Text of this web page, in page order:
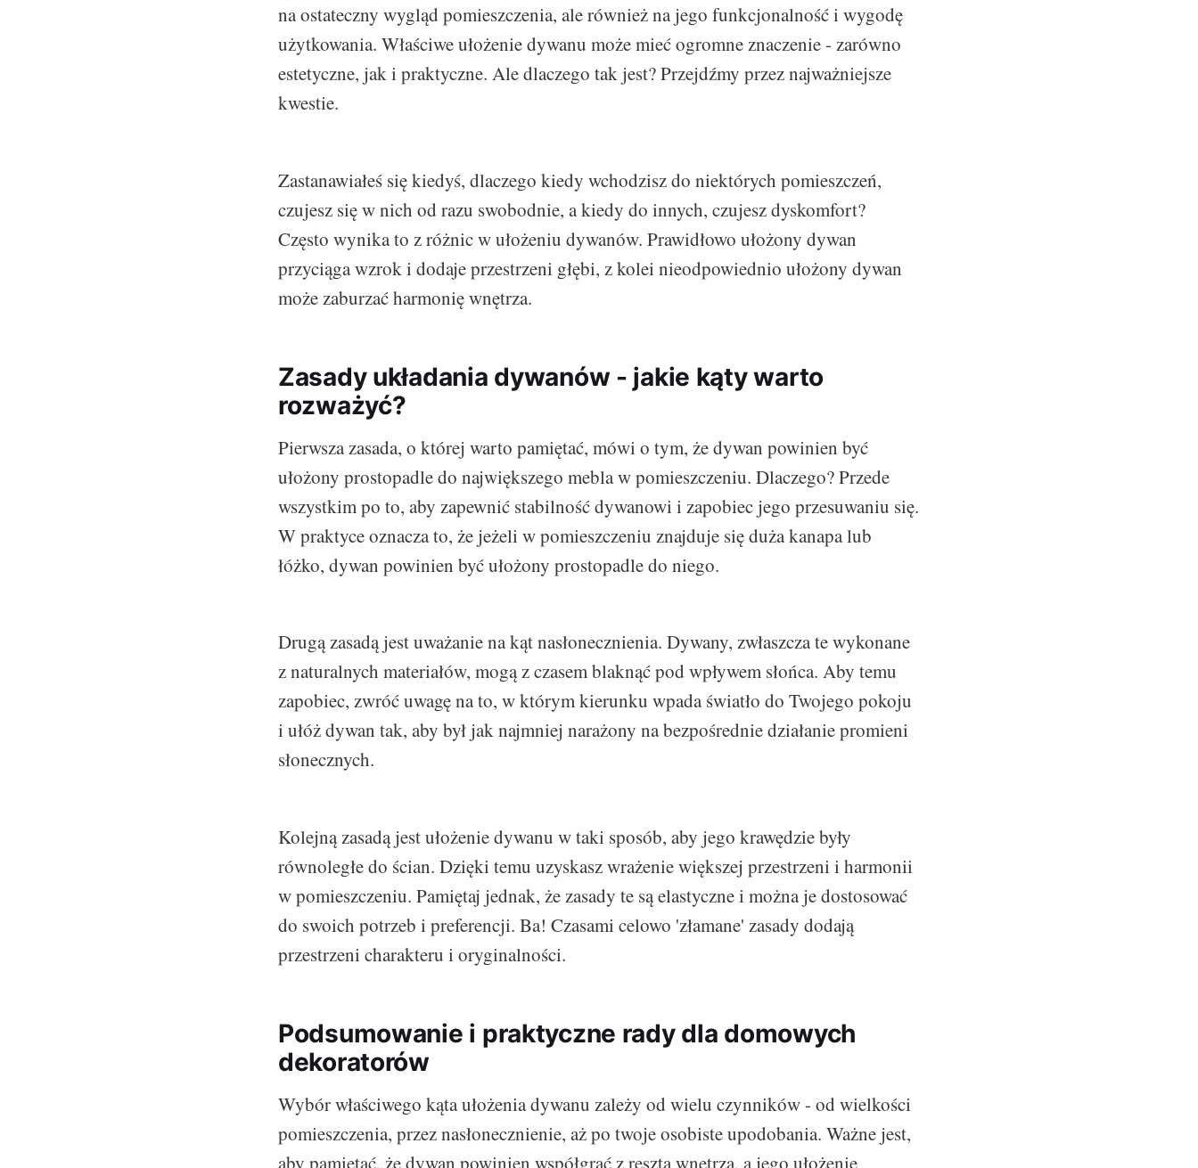
na ostateczny wygląd pomieszczenia, ale również na jego funkcjonalność i wygodę
użytkowania. Właściwe ułożenie dywanu może mieć ogromne znaczenie - zarówno
estetyczne, jak i praktyczne. Ale dlaczego tak jest? Przejdźmy przez najważniejsze
kwestie.
Zastanawiałeś się kiedyś, dlaczego kiedy wchodzisz do niektórych pomieszczeń,
czujesz się w nich od razu swobodnie, a kiedy do innych, czujesz dyskomfort?
Często wynika to z różnic w ułożeniu dywanów. Prawidłowo ułożony dywan
przyciąga wzrok i dodaje przestrzeni głębi, z kolei nieodpowiednio ułożony dywan
może zaburzać harmonię wnętrza.
Zasady układania dywanów - jakie kąty warto
rozważyć?
Pierwsza zasada, o której warto pamiętać, mówi o tym, że dywan powinien być
ułożony prostopadle do największego mebla w pomieszczeniu. Dlaczego? Przede
wszystkim po to, aby zapewnić stabilność dywanowi i zapobiec jego przesuwaniu się.
W praktyce oznacza to, że jeżeli w pomieszczeniu znajduje się duża kanapa lub
łóżko, dywan powinien być ułożony prostopadle do niego.
Drugą zasadą jest uważanie na kąt nasłonecznienia. Dywany, zwłaszcza te wykonane
z naturalnych materiałów, mogą z czasem blaknąć pod wpływem słońca. Aby temu
zapobiec, zwróć uwagę na to, w którym kierunku wpada światło do Twojego pokoju
i ułóż dywan tak, aby był jak najmniej narażony na bezpośrednie działanie promieni
słonecznych.
Kolejną zasadą jest ułożenie dywanu w taki sposób, aby jego krawędzie były
równoległe do ścian. Dzięki temu uzyskasz wrażenie większej przestrzeni i harmonii
w pomieszczeniu. Pamiętaj jednak, że zasady te są elastyczne i można je dostosować
do swoich potrzeb i preferencji. Ba! Czasami celowo 'złamane' zasady dodają
przestrzeni charakteru i oryginalności.
Podsumowanie i praktyczne rady dla domowych
dekoratorów
Wybór właściwego kąta ułożenia dywanu zależy od wielu czynników - od wielkości
pomieszczenia, przez nasłonecznienie, aż po twoje osobiste upodobania. Ważne jest,
aby pamiętać, że dywan powinien współgrać z resztą wnętrza, a jego ułożenie